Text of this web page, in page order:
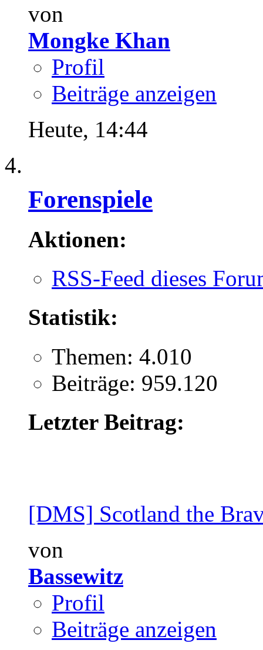
von
Mongke Khan
Profil
Beiträge anzeigen
Heute, 14:44
Forenspiele
Aktionen:
RSS-Feed dieses
Statistik:
Themen: 4.010
Beiträge: 959.120
Letzter Beitrag:
[DMS] Scotland the
von
Bassewitz
Profil
Beiträge anzeigen